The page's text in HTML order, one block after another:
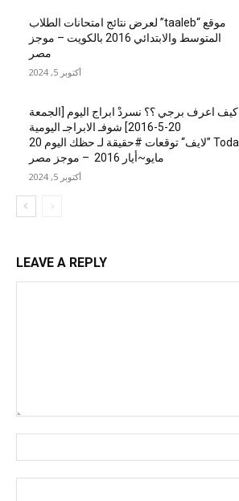
موقع “taaleb” لعرض نتائج امتحانات الطلاب
المتوسط والابتدائي 2016 بالكويت – موجز
مصر
أكتوبر 5, 2024
كيف اعرف برجي ؟؟ نسردْ ابراج اليوم [الجمعة
20-5-2016] شوفـ الابراجـ اليومية
Today ”لايف“ توقعات #حقيقة لـ حظك اليوم 20
مايو~أيار 2016 – موجز مصر
أكتوبر 5, 2024
LEAVE A REPLY